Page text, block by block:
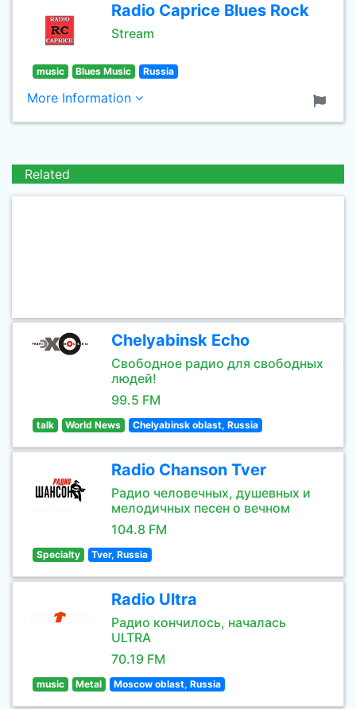
Radio Caprice Blues Rock
Stream
music Blues Music Russia
More Information
Related
Chelyabinsk Echo
Свободное радио для свободных
людей!
99.5 FM
talk World News Chelyabinsk oblast, Russia
Radio Chanson Tver
Радио человечных, душевных и
мелодичных песен о вечном
104.8 FM
Specialty Tver, Russia
Radio Ultra
Радио кончилось, началась
ULTRA
70.19 FM
music Metal Moscow oblast, Russia